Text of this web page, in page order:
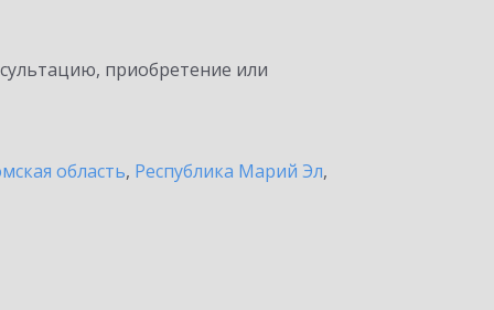
приобретение или
область, Республика Марий Эл,